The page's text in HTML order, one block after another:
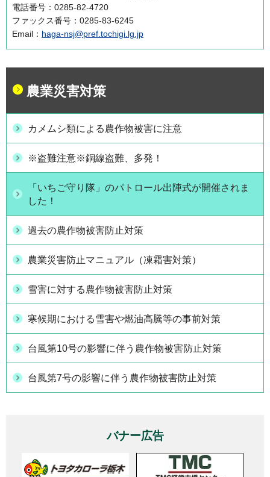
電話番号：0285-82-4720
ファックス番号：0285-83-6245
Email： haga-nsj@pref.tochigi.lg.jp
農業災害対策
カメムシ類による農作物被害に注意
※盗難注意※銅線盗難、多発！
「いちご守り隊」のパトロール出陣式が開催されま
した！
過去の農作物被害防止対策
農業災害防止マニュアル（凍霜害対策）
雪害に対する農作物被害防止対策
寒候期における雪害や燃油高騰等の事前対策
台風第10号の影響に伴う農作物被害防止対策
台風第7号の影響に伴う農作物被害防止対策
バナー広告